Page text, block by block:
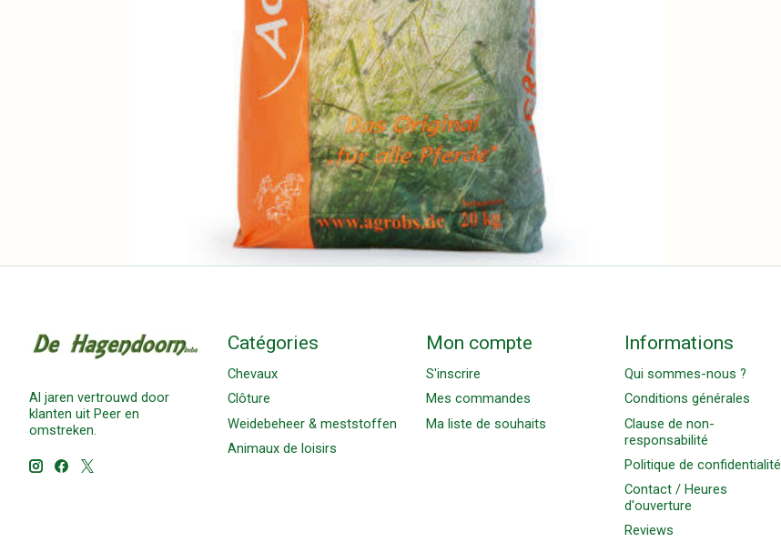
Al jaren vertrouwd door
klanten uit Peer en
omstreken.
Catégories
Chevaux
Clôture
Weidebeheer & meststoffen
Animaux de loisirs
Mon compte
S'inscrire
Mes commandes
Ma liste de souhaits
Informations
Qui sommes-nous ?
Conditions générales
Clause de non-
responsabilité
Politique de confidentialité
Contact / Heures
d'ouverture
Reviews